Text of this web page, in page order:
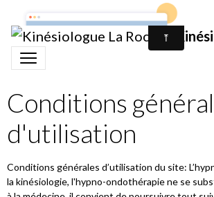
Conditions
d'utilisation
Conditions générales d’utilisation du site:
la kinésiologie, l'hypno-ondothérapie ne se